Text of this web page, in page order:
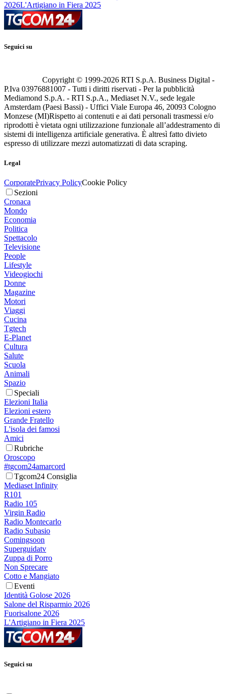
2026L'Artigiano in Fiera 2025
Seguici su
Copyright © 1999-2026 RTI S.p.A. Business Digital -
P.Iva 03976881007 - Tutti i diritti riservati - Per la pubblicità
Mediamond S.p.A. - RTI S.p.A., Mediaset N.V., sede legale
Amsterdam (Paesi Bassi) - Uffici Viale Europa 46, 20093 Cologno
Monzese (MI)Rispetto ai contenuti e ai dati personali trasmessi e/o
riprodotti è vietata ogni utilizzazione funzionale all’addestramento di
sistemi di intelligenza artificiale generativa. È altresì fatto divieto
espresso di utilizzare mezzi automatizzati di data scraping.
Legal
CorporatePrivacy PolicyCookie Policy
Sezioni
Cronaca
Mondo
Economia
Politica
Spettacolo
Televisione
People
Lifestyle
Videogiochi
Donne
Magazine
Motori
Viaggi
Cucina
Tgtech
E-Planet
Cultura
Salute
Scuola
Animali
Spazio
Speciali
Elezioni Italia
Elezioni estero
Grande Fratello
L'isola dei famosi
Amici
Rubriche
Oroscopo
#tgcom24amarcord
Tgcom24 Consiglia
Mediaset Infinity
R101
Radio 105
Virgin Radio
Radio Montecarlo
Radio Subasio
Comingsoon
Superguidatv
Zuppa di Porro
Non Sprecare
Cotto e Mangiato
Eventi
Identità Golose 2026
Salone del Risparmio 2026
Fuorisalone 2026
L'Artigiano in Fiera 2025
Seguici su